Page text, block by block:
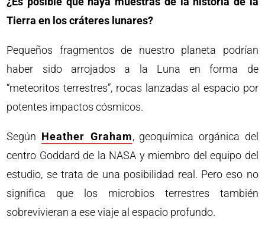
Tierra en los cráteres lunares?
Pequeños fragmentos de nuestro planeta podrían
haber sido arrojados a la Luna en forma de
“meteoritos terrestres”, rocas lanzadas al espacio por
potentes impactos cósmicos.
Según Heather Graham, geoquímica orgánica del
centro Goddard de la NASA y miembro del equipo del
estudio, se trata de una posibilidad real. Pero eso no
significa que los microbios terrestres también
sobrevivieran a ese viaje al espacio profundo.